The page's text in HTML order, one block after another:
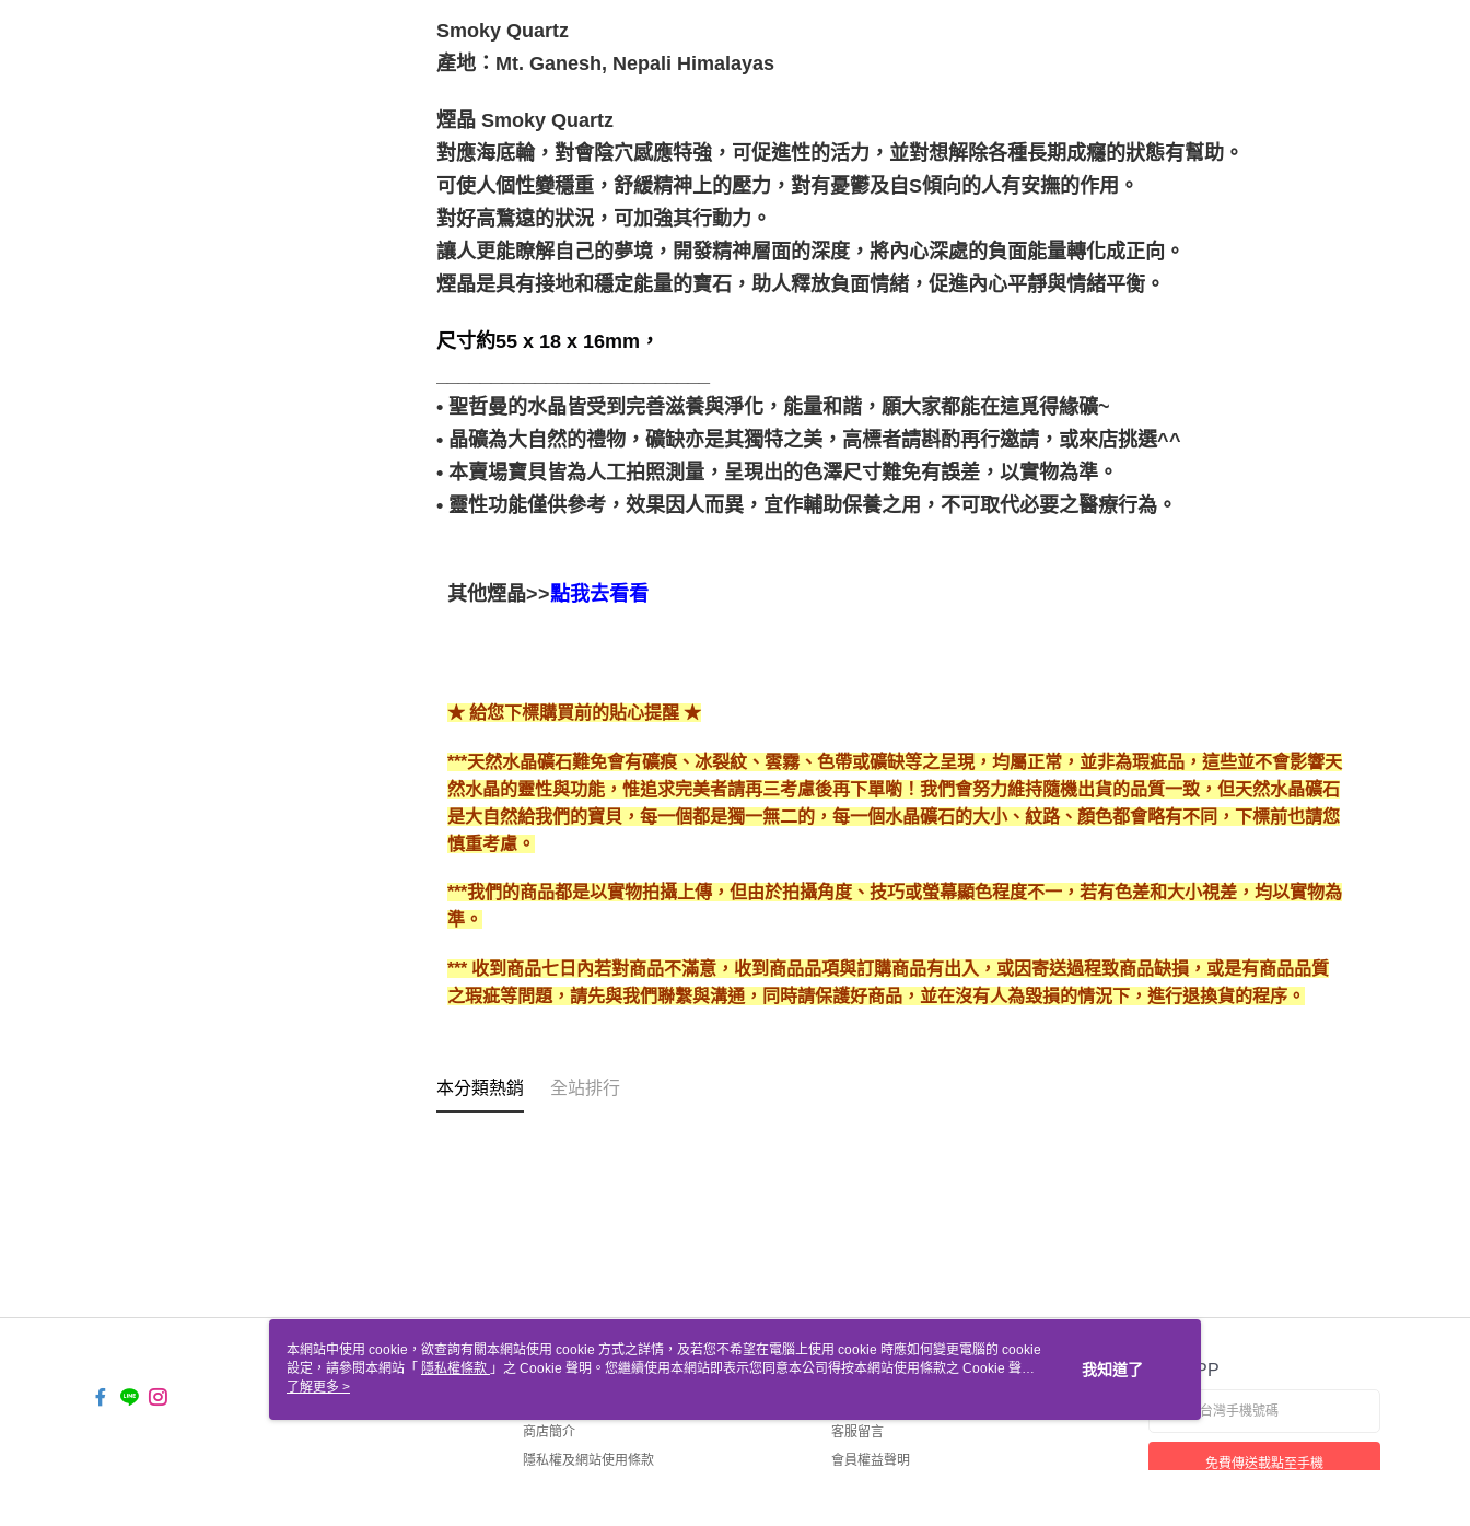
Smoky Quartz
產地：Mt. Ganesh, Nepali Himalayas
煙晶 Smoky Quartz
對應海底輪，對會陰穴感應特強，可促進性的活力，並對想解除各種長期成癮的狀態有幫助。
可使人個性變穩重，舒緩精神上的壓力，對有憂鬱及自S傾向的人有安撫的作用。
對好高鶩遠的狀況，可加強其行動力。
讓人更能瞭解自己的夢境，開發精神層面的深度，將內心深處的負面能量轉化成正向。
煙晶是具有接地和穩定能量的寶石，助人釋放負面情緒，促進內心平靜與情緒平衡。
尺寸約55 x 18 x 16mm，
• 聖哲曼的水晶皆受到完善滋養與淨化，能量和諧，願大家都能在這覓得緣礦~
• 晶礦為大自然的禮物，礦缺亦是其獨特之美，高標者請斟酌再行邀請，或來店挑選^^
• 本賣場寶貝皆為人工拍照測量，呈現出的色澤尺寸難免有誤差，以實物為準。
• 靈性功能僅供參考，效果因人而異，宜作輔助保養之用，不可取代必要之醫療行為。
其他煙晶>>點我去看看
★ 給您下標購買前的貼心提醒 ★
***天然水晶礦石難免會有礦痕、冰裂紋、雲霧、色帶或礦缺等之呈現，均屬正常，並非為瑕疵品，這些並不會影響天
然水晶的靈性與功能，惟追求完美者請再三考慮後再下單喲！我們會努力維持隨機出貨的品質一致，但天然水晶礦石
是大自然給我們的寶貝，每一個都是獨一無二的，每一個水晶礦石的大小、紋路、顏色都會略有不同，下標前也請您
慎重考慮。
***我們的商品都是以實物拍攝上傳，但由於拍攝角度、技巧或螢幕顯色程度不一，若有色差和大小視差，均以實物為
準。
*** 收到商品七日內若對商品不滿意，收到商品品項與訂購商品有出入，或因寄送過程致商品缺損，或是有商品品質
之瑕疵等問題，請先與我們聯繫與溝通，同時請保護好商品，並在沒有人為毀損的情況下，進行退換貨的程序。
本分類熱銷 全站排行
關於我們
商店簡介
隱私權及網站使用條款
客服資訊
客服留言
會員權益聲明
官方APP
免費傳送載點至手機
本網站中使用 cookie，欲查詢有關本網站使用 cookie 方式之詳情，及若您不希望在電腦上使用 cookie 時應如何變更電腦的 cookie
設定，請參閱本網站「 隱私權條款 」之 Cookie 聲明。您繼續使用本網站即表示您同意本公司得按本網站使用條款之 Cookie 聲明
使用 cookie。
了解更多 >
我知道了